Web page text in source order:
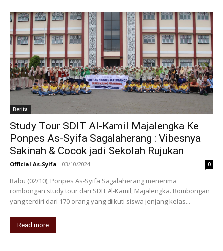
Berita
Study Tour SDIT Al-Kamil Majalengka Ke
Ponpes As-Syifa Sagalaherang : Vibesnya
Sakinah & Cocok jadi Sekolah Rujukan
Official As-Syifa - 03/10/2024 0
Rabu (02/10), Ponpes As-Syifa Sagalaherang menerima
rombongan study tour dari SDIT Al-Kamil, Majalengka. Rombongan
yang terdiri dari 170 orang yang diikuti siswa jenjang kelas...
Read more